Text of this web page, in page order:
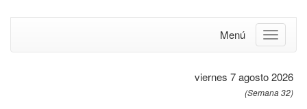
Menú
viernes 7 agosto 2026
(Semana 32)